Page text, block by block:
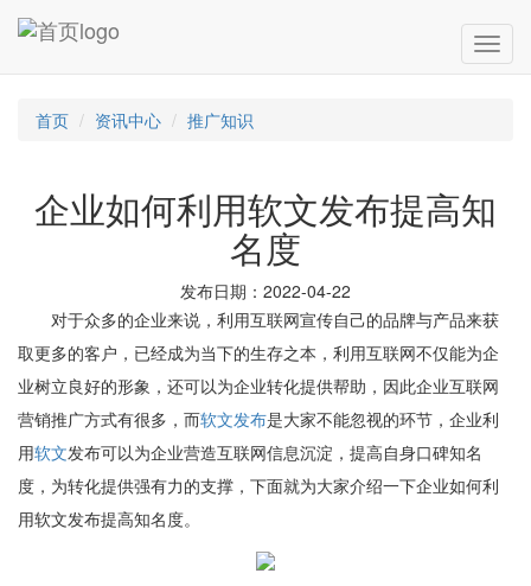
首页 资讯中心 推广知识
企业如何利用软文发布提高知
名度
发布日期：2022-04-22
对于众多的企业来说，利用互联网宣传自己的品牌与产品来获
取更多的客户，已经成为当下的生存之本，利用互联网不仅能为企
业树立良好的形象，还可以为企业转化提供帮助，因此企业互联网
营销推广方式有很多，而软文发布是大家不能忽视的环节，企业利
用软文发布可以为企业营造互联网信息沉淀，提高自身口碑知名
度，为转化提供强有力的支撑，下面就为大家介绍一下企业如何利
用软文发布提高知名度。